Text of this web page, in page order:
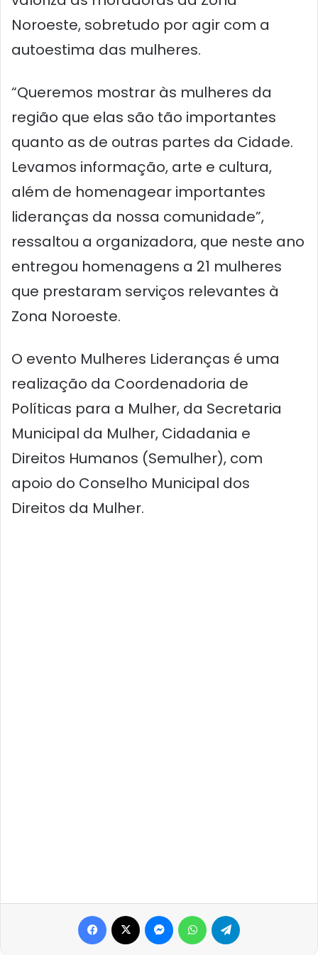
Noroeste, sobretudo por agir com a
autoestima das mulheres.
“Queremos mostrar às mulheres da
região que elas são tão importantes
quanto as de outras partes da Cidade.
Levamos informação, arte e cultura,
além de homenagear importantes
lideranças da nossa comunidade”,
ressaltou a organizadora, que neste ano
entregou homenagens a 21 mulheres
que prestaram serviços relevantes à
Zona Noroeste.
O evento Mulheres Lideranças é uma
realização da Coordenadoria de
Políticas para a Mulher, da Secretaria
Municipal da Mulher, Cidadania e
Direitos Humanos (Semulher), com
apoio do Conselho Municipal dos
Direitos da Mulher.
Facebook MessengerWhatsApp